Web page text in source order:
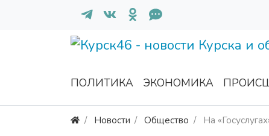
ПОЛИТИКА ЭКОНОМИКА
Новости Общество На